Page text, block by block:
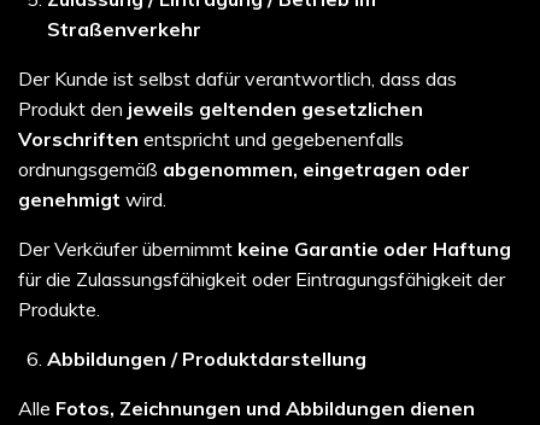
Straßenverkehr
Der Kunde ist selbst dafür verantwortlich, dass das
Produkt den jeweils geltenden gesetzlichen
Vorschriften entspricht und gegebenenfalls
ordnungsgemäß abgenommen, eingetragen oder
genehmigt wird.
Der Verkäufer übernimmt keine Garantie oder Haftung
für die Zulassungsfähigkeit oder Eintragungsfähigkeit der
Produkte.
Abbildungen / Produktdarstellung
Alle Fotos, Zeichnungen und Abbildungen dienen